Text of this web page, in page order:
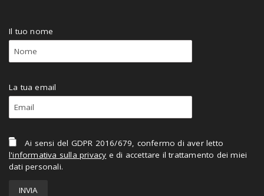
Il tuo nome
La tua email
Ai sensi del GDPR 2016/679, confermo di aver letto
l'informativa sulla privacy e di accettare il trattamento dei miei
dati personali.